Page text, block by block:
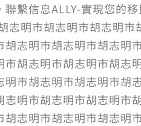
聯繫信息ALLY-實現您
明市胡志明市胡志明
志明市胡志明市胡志明
胡志明市胡志明市胡志
市胡志明市胡志明市胡
明市胡志明市胡志明市
志明市胡志明市胡志明